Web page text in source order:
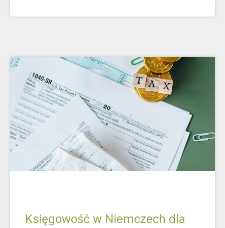
Księgowość w Niemczech dla